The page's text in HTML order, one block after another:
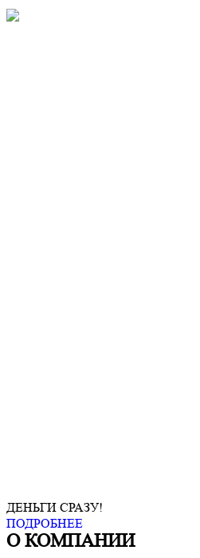
ДЕНЬГИ СРАЗУ!
ПОДРОБНЕЕ
О КОМПАНИИ